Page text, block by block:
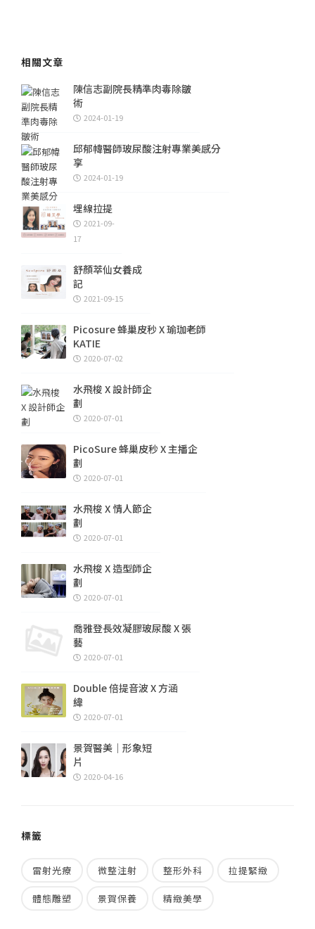
相關文章
陳信志副院長精準肉毒除皺
術
2024-01-19
邱郁幃醫師玻尿酸注射專業美感分
享
2024-01-19
埋線拉提
2021-09-
17
舒顏萃仙女養成
記
2021-09-15
Picosure 蜂巢皮秒 X 瑜珈老師
KATIE
2020-07-02
水飛梭 X 設計師企
劃
2020-07-01
PicoSure 蜂巢皮秒 X 主播企
劃
2020-07-01
水飛梭 X 情人節企
劃
2020-07-01
水飛梭 X 造型師企
劃
2020-07-01
喬雅登長效凝膠玻尿酸 X 張
藝
2020-07-01
Double 倍提音波 X 方涵
緯
2020-07-01
景賀醫美｜形象短
片
2020-04-16
標籤
雷射光療 微整注射 整形外科 拉提緊緻
體態雕塑 景賀保養 精緻美學